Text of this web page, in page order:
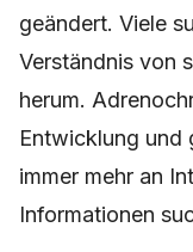
geändert. Viele
Verständnis von
herum.
Entwicklung und
immer mehr an
Informationen